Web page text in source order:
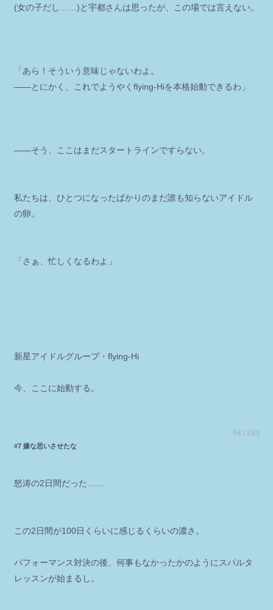
(女の子だし……)と宇都さんは思ったが、この場では言えない。
「あら！そういう意味じゃないわよ。
――とにかく、これでようやくflying-Hiを本格始動できるわ」
――そう、ここはまだスタートラインですらない。
私たちは、ひとつになったばかりのまだ誰も知らないアイドル
の卵。
「さぁ、忙しくなるわよ」
新星アイドルグループ・flying-Hi
今、ここに始動する。
54 / 293
#7 嫌な思いさせたな
怒涛の2日間だった……
この2日間が100日くらいに感じるくらいの濃さ。
パフォーマンス対決の後、何事もなかったかのようにスパルタ
レッスンが始まるし。